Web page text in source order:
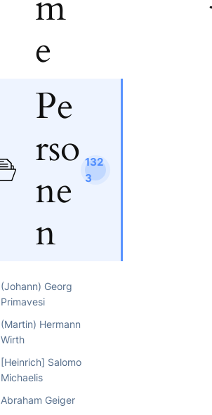
e
Pe
rso
ne
n
132
3
(Johann) Georg
Primavesi
(Martin) Hermann
Wirth
[Heinrich] Salomo
Michaelis
Abraham Geiger